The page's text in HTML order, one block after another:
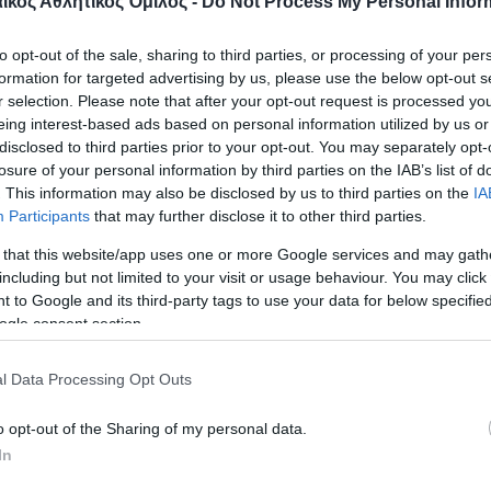
opt-out of the sale, sharing to third parties, or processing of your
for targeted advertising by us, please use the below opt-out
selection. Please note that after your opt-out request is processed
interest-based ads based on personal information utilized by us
to third parties prior to your opt-out. You may separately
of your personal information by third parties on the IAB’s list of
This information may also be disclosed by us to third parties on the
Participants that may further disclose it to other third parties.
that this website/app uses one or more Google services and may
but not limited to your visit or usage behaviour. You may
to Google and its third-party tags to use your data for below
consent section.
Data Processing Opt Outs
opt-out of the Sharing of my personal data.
(0-3, 1-6, 4-8, 7-11) και στο 11-12
άουτ της γαλανόλευκης έφτασε στο 11-19 και
μείωσε σε 17-22 αλλά η Αυστρία μείωσε σε 2-1
ξεκίνησε με σερί 4-0 με σέρβερ την
αναγκάζοντας τις Αυστριακές να
τάιμ άουτ. Η Αυστρία μείωσε σε 7-6 αλλά δύο
μονό μπλοκ της Μπάκα έφεραν την διαφορά
συνέχισε να κάνει την διαφορά και με άσσο